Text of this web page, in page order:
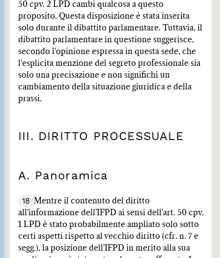
50 cpv. 2 LPD cambi qualcosa a questo
proposito. Questa disposizione è stata inserita
solo durante il dibattito parlamentare. Tuttavia, il
dibattito parlamentare in questione suggerisce,
secondo l'opinione espressa in questa sede, che
l'esplicita menzione del segreto professionale sia
solo una precisazione e non significhi un
cambiamento della situazione giuridica e della
prassi.
III. DIRITTO PROCESSUALE
A. Panoramica
18
Mentre il contenuto del diritto
all'informazione dell'IFPD ai sensi dell'art. 50 cpv.
1 LPD è stato probabilmente ampliato solo sotto
certi aspetti rispetto al vecchio diritto (cfr. n. 7 e
segg.), la posizione dell'IFPD in merito alla sua